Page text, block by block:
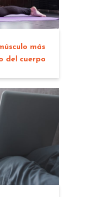
más
del cuerpo